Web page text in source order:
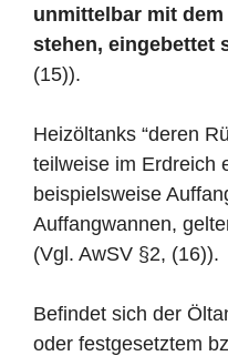
unmittelbar mit
stehen, eingebettet
(15)).
Heizöltanks “deren
teilweise im Erdreich
beispielsweise
Auffangwannen,
(Vgl. AwSV §2, (16)).
Befindet sich der
oder festgesetztem